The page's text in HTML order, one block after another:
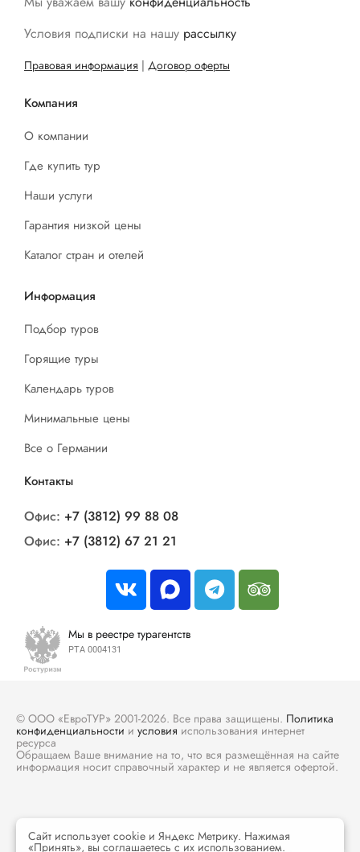
Условия подписки на нашу рассылку
Правовая информация | Договор оферты
Компания
О компании
Где купить тур
Наши услуги
Гарантия низкой цены
Каталог стран и отелей
Информация
Подбор туров
Горящие туры
Календарь туров
Минимальные цены
Все о Германии
Контакты
Офис: +7 (3812) 99 88 08
Офис: +7 (3812) 67 21 21
Мы в реестре турагентств
РТА 0004131
© ООО «ЕвроТУР» 2001-2026. Все права защищены. Политика
конфиденциальности и условия использования интернет
ресурса
Обращаем Ваше внимание на то, что вся размещённая на сайте
информация носит справочный характер и не является офертой.
Сайт использует cookie и Яндекс Метрику. Нажимая
«Принять», вы соглашаетесь с их использованием.